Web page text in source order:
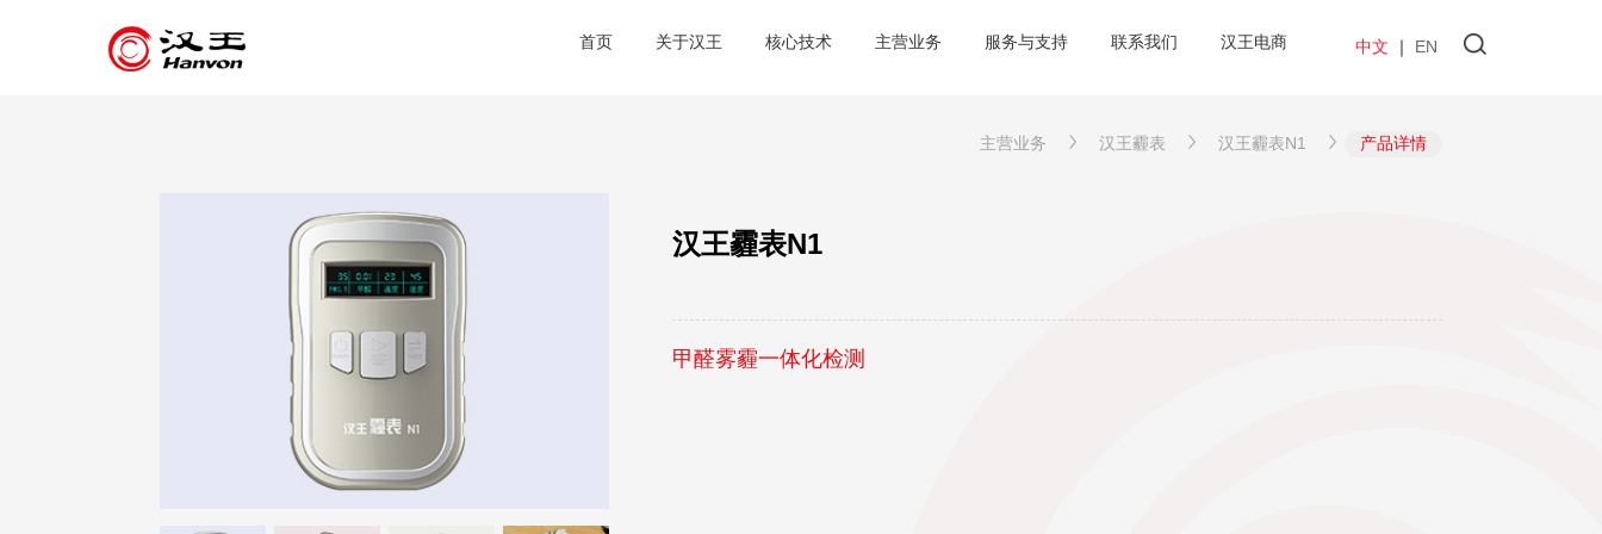
首页 关于汉王 核心技术 主营业务 服务与支持 联系我们 汉王电商 中文 ｜ EN
主营业务 汉王霾表 汉王霾表N1 产品详情
汉王霾表N1
甲醛雾霾一体化检测